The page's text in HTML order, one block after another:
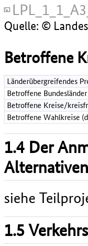
Quelle: ©
Betroffene
Länderübergreifendes
Betroffene Bundesländer
Betroffene Kreise/
Betroffene Wahlkreise
1.4 Der
siehe
1.5